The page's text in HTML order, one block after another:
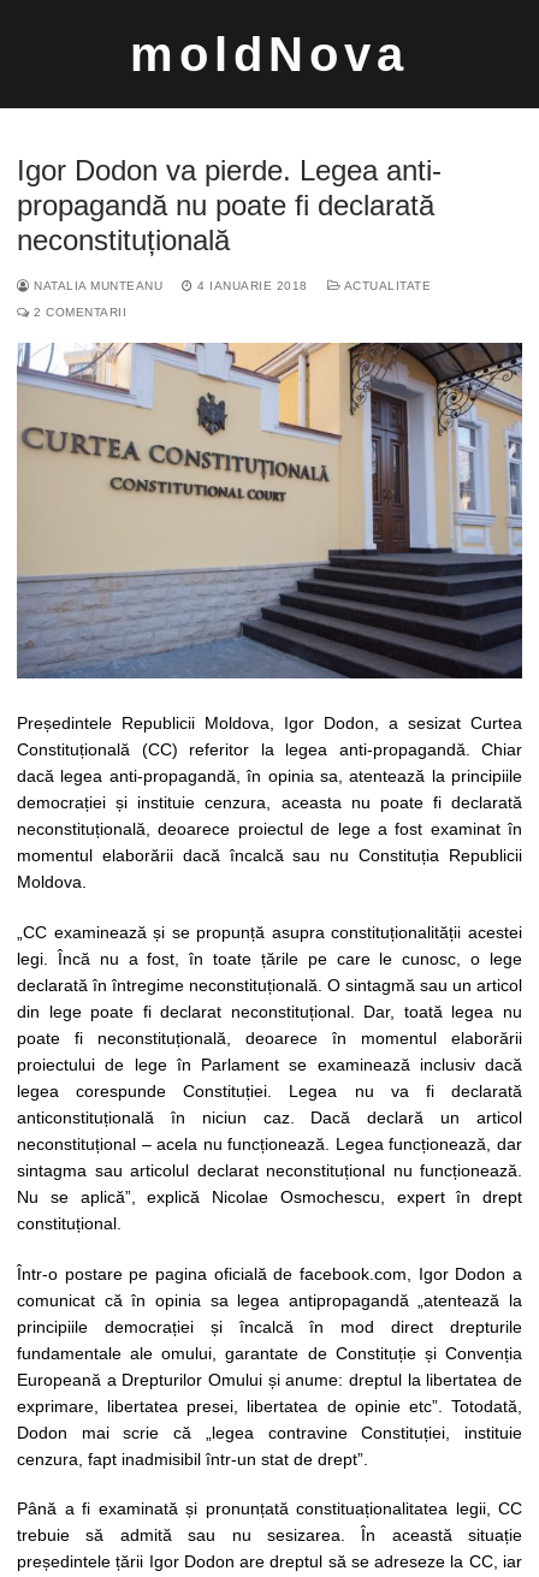
moldNova
după:
Igor Dodon va pierde. Legea anti-
propagandă nu poate fi declarată
neconstituțională
NATALIA MUNTEANU 4 IANUARIE 2018
ACTUALITATE
2 COMENTARII
Președintele Republicii Moldova, Igor Dodon, a sesizat Curtea
Constituțională (CC) referitor la legea anti-propagandă. Chiar
dacă legea anti-propagandă, în opinia sa, atentează la principiile
democrației și instituie cenzura, aceasta nu poate fi declarată
neconstituțională, deoarece proiectul de lege a fost examinat în
momentul elaborării dacă încalcă sau nu Constituția Republicii
Moldova.
„CC examinează și se propunță asupra constituționalității acestei
legi. Încă nu a fost, în toate țările pe care le cunosc, o lege
declarată în întregime neconstituțională. O sintagmă sau un articol
din lege poate fi declarat neconstituțional. Dar, toată legea nu
poate fi neconstituțională, deoarece în momentul elaborării
proiectului de lege în Parlament se examinează inclusiv dacă
legea corespunde Constituției. Legea nu va fi declarată
anticonstituțională în niciun caz. Dacă declară un articol
neconstituțional – acela nu funcționează. Legea funcționează, dar
sintagma sau articolul declarat neconstituțional nu funcționează.
Nu se aplică”, explică Nicolae Osmochescu, expert în drept
constituțional.
Într-o postare pe pagina oficială de facebook.com, Igor Dodon a
comunicat că în opinia sa legea antipropagandă „atentează la
principiile democrației și încalcă în mod direct drepturile
fundamentale ale omului, garantate de Constituție și Convenția
Europeană a Drepturilor Omului și anume: dreptul la libertatea de
exprimare, libertatea presei, libertatea de opinie etc”. Totodată,
Dodon mai scrie că „legea contravine Constituției, instituie
cenzura, fapt inadmisibil într-un stat de drept”.
Până a fi examinată și pronunțată constituaționalitatea legii, CC
trebuie să admită sau nu sesizarea. În această situație
președintele țării Igor Dodon are dreptul să se adreseze la CC, iar